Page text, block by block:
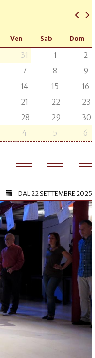
Ven Sab Dom
31 1
2
7 8
9
14 15
16
21 22
23
28 29
30
4 5 6
DAL22 SETTEMBRE 2025